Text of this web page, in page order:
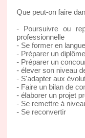
Que peut-on faire
- Poursuivre ou
professionnelle
- Se former en
- Préparer un
- Préparer un
- élever son niveau
- S'adapter aux
- Faire un bilan de
- élaborer un projet
- Se remettre à
- Se reconvertir